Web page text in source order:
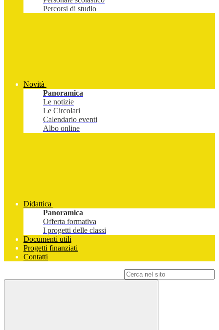
Percorsi di studio
Novità
Panoramica
Le notizie
Le Circolari
Calendario eventi
Albo online
Didattica
Panoramica
Offerta formativa
I progetti delle classi
Documenti utili
Progetti finanziati
Contatti